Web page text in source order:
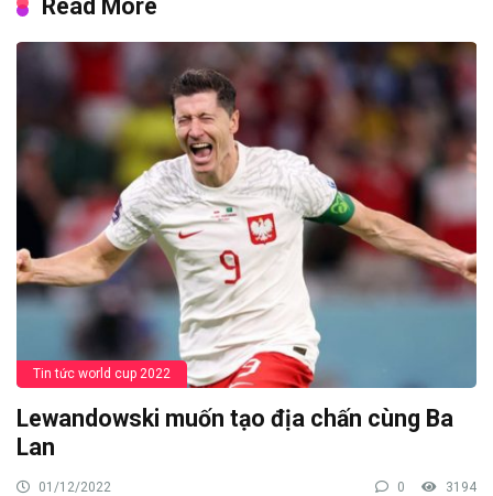
Read More
Tin tức world cup 2022
Lewandowski muốn tạo địa chấn cùng Ba
Lan
01/12/2022 0 3194